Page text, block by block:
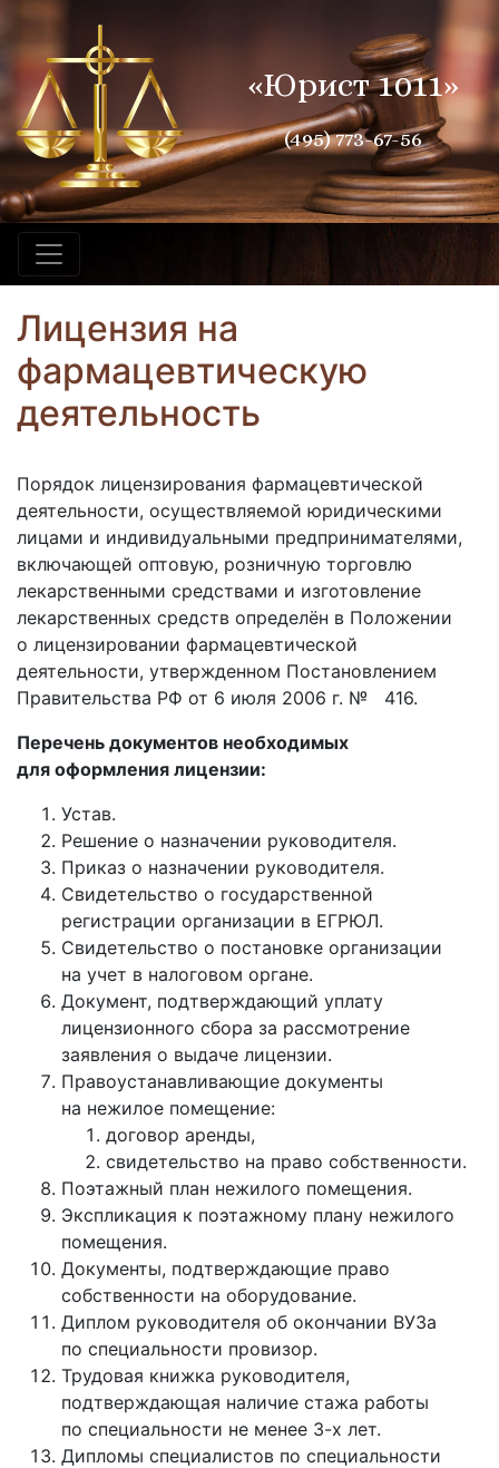
«Юрист 1011»
(495) 773-67-56
Лицензия на
фармацевтическую
деятельность
Порядок лицензирования фармацевтической
деятельности, осуществляемой юридическими
лицами и индивидуальными предпринимателями,
включающей оптовую, розничную торговлю
лекарственными средствами и изготовление
лекарственных средств определён в Положении
о лицензировании фармацевтической
деятельности, утвержденном Постановлением
Правительства РФ от 6 июля 2006 г. № 416.
Перечень документов необходимых
для оформления лицензии:
Устав.
Решение о назначении руководителя.
Приказ о назначении руководителя.
Свидетельство о государственной
регистрации организации в ЕГРЮЛ.
Свидетельство о постановке организации
на учет в налоговом органе.
Документ, подтверждающий уплату
лицензионного сбора за рассмотрение
заявления о выдаче лицензии.
Правоустанавливающие документы
на нежилое помещение:
договор аренды,
свидетельство на право собственности.
Поэтажный план нежилого помещения.
Экспликация к поэтажному плану нежилого
помещения.
Документы, подтверждающие право
собственности на оборудование.
Диплом руководителя об окончании ВУЗа
по специальности провизор.
Трудовая книжка руководителя,
подтверждающая наличие стажа работы
по специальности не менее 3-х лет.
Дипломы специалистов по специальности